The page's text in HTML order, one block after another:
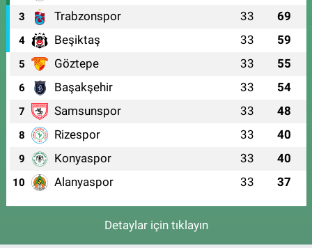
3 Trabzonspor 33 69
4 Beşiktaş 33 59
5 Göztepe 33 55
6 Başakşehir 33 54
7 Samsunspor 33 48
8 Rizespor 33 40
9 Konyaspor 33 40
10 Alanyaspor 33 37
Detaylar için tıklayın